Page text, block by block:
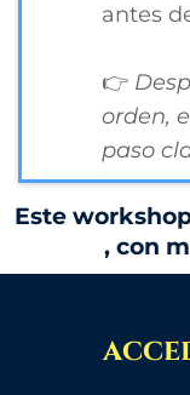
antes
👉
orden,
paso
Este
, con